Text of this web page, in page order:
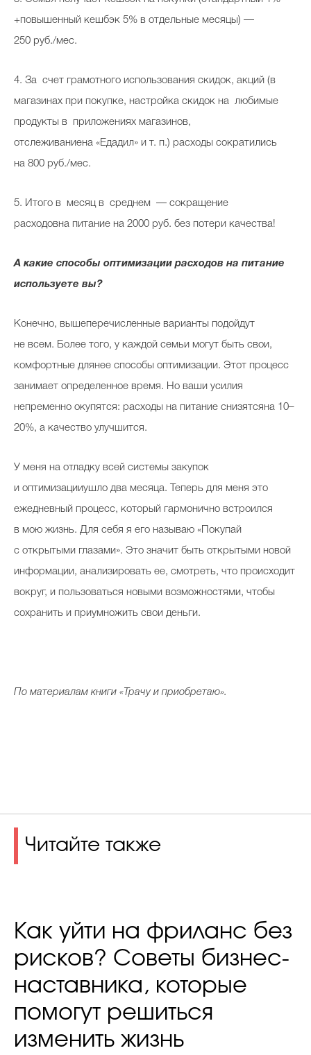
+повышенный кешбэк 5% в отдельные месяцы) —
250 руб./мес.
4. За счет грамотного использования скидок, акций (в
магазинах при покупке, настройка скидок на любимые
продукты в приложениях магазинов,
отслеживаниена «Едадил» и т. п.) расходы сократились
на 800 руб./мес.
5. Итого в месяц в среднем — сокращение
расходовна питание на 2000 руб. без потери качества!
А какие способы оптимизации расходов на питание
использу­ете вы?
Конечно, вышеперечисленные варианты подойдут
не всем. Более того, у каждой семьи могут быть свои,
комфортные длянее способы оптимизации. Этот процесс
занимает определенное время. Но ваши усилия
непременно окупятся: расходы на питание снизятсяна 10–
20%, а качество улучшится.
У меня на отладку всей системы закупок
и оптимизацииушло два месяца. Теперь для меня это
ежедневный процесс, который гармонично встроился
в мою жизнь. Для себя я его называю «Покупай
с открытыми глазами». Это значит быть открытыми новой
информации, анализировать ее, смотреть, что происходит
вокруг, и пользоваться новыми возможностями, чтобы
сохранить и приумножить свои деньги.
По материалам книги «Трачу и приобретаю».
Читайте также
Как уйти на фриланс без
рисков? Советы бизнес-
наставника, которые
помогут решиться
изменить жизнь